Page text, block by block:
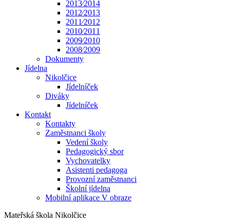
2013⁄2014
2012⁄2013
2011⁄2012
2010⁄2011
2009⁄2010
2008⁄2009
Dokumenty
Jídelna
Nikolčice
Jídelníček
Diváky
Jídelníček
Kontakt
Kontakty
Zaměstnanci školy
Vedení školy
Pedagogický sbor
Vychovatelky
Asistenti pedagoga
Provozní zaměstnanci
Školní jídelna
Mobilní aplikace V obraze
Mateřská škola Nikolčice